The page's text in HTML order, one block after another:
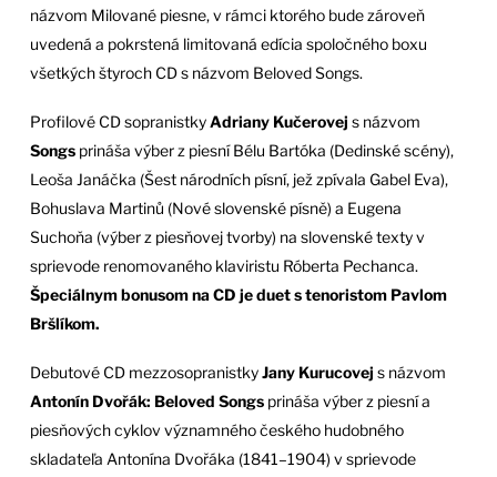
názvom Milované piesne, v rámci ktorého bude zároveň
uvedená a pokrstená limitovaná edícia spoločného boxu
všetkých štyroch CD s názvom Beloved Songs.
Profilové CD sopranistkyAdriany Kučerovej s názvom
Songs prináša výber z piesní Bélu Bartóka (Dedinské scény),
Leoša Janáčka (Šest národních písní, jež zpívala Gabel Eva),
Bohuslava Martinů (Nové slovenské písně) a Eugena
Suchoňa (výber z piesňovej tvorby) na slovenské texty v
sprievode renomovaného klaviristu Róberta Pechanca.
Špeciálnym bonusom na CD je duet s tenoristom Pavlom
Bršlíkom.
Debutové CD mezzosopranistkyJany Kurucovej s názvom
Antonín Dvořák: Beloved Songsprináša výber z piesní a
piesňových cyklov významného českého hudobného
skladateľa Antonína Dvořáka (1841–1904) v sprievode